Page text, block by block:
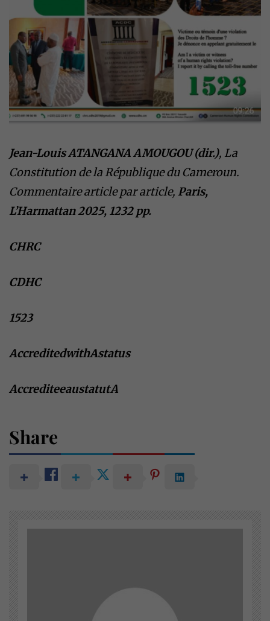
Jean-Louis ATANGANA AMOUGOU (dir.), La
Constitution de la République du Cameroun.
Commentaire article par article, Paris,
L’Harmattan 2025, 1232 pp.
CHRC
CDHC
1523
AccreditedwithAstatus
AccrediteeaustatutA
Share